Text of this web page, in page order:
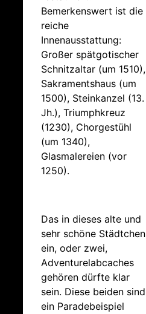
Bemerkenswert ist die
reiche
Innenausstattung:
Großer spätgotischer
Schnitzaltar (um 1510),
Sakramentshaus (um
1500), Steinkanzel (13.
Jh.), Triumphkreuz
(1230), Chorgestühl
(um 1340),
Glasmalereien (vor
1250).
Das in dieses alte und
sehr schöne Städtchen
ein, oder zwei,
Adventurelabcaches
gehören dürfte klar
sein. Diese beiden sind
ein Paradebeispiel